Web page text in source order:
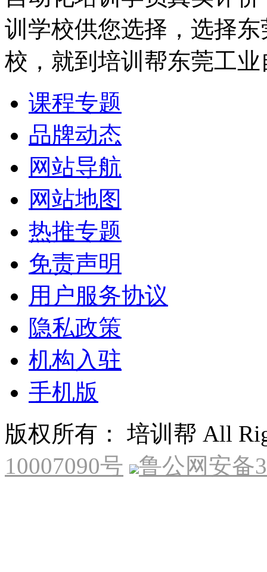
训学校供您选择，选择
校，就到培训帮东莞工
课程专题
品牌动态
网站导航
网站地图
热推专题
免责声明
用户服务协议
隐私政策
机构入驻
手机版
版权所有： 培训帮 All
10007090号
鲁公网安备